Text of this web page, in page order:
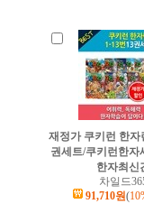
재정가 쿠키런 한자
권세트/쿠키런한자
한자최신
차일드
91,710원(